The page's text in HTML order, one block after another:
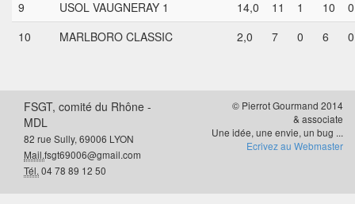
9
USOL VAUGNERAY 1 14,0 11 1 10
0
10
MARLBORO CLASSIC 2,0 7 0 6 0
FSGT, comité du Rhône -
MDL
82 rue Sully, 69006 LYON
Mail.fsgt69006@gmail.com
Tél. 04 78 89 12 50
© Pierrot Gourmand 2014
& associate
Une idée, une envie, un bug ...
Ecrivez au Webmaster